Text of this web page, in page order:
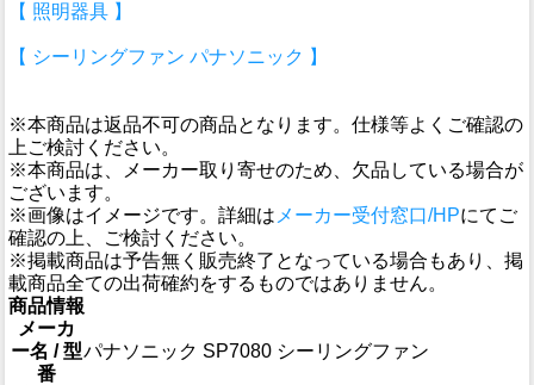
【 照明器具 】
【 シーリングファン パナソニック 】
※本商品は返品不可の商品となります。仕様等よくご確認の
上ご検討ください。
※本商品は、メーカー取り寄せのため、欠品している場合が
ございます。
※画像はイメージです。詳細は メーカー受付窓口/HPにてご
確認の上、ご検討ください。
※掲載商品は予告無く販売終了となっている場合もあり、掲
載商品全ての出荷確約をするものではありません。
商品情報
メーカ
ー名 / 型
番
パナソニック SP7080 シーリングファン